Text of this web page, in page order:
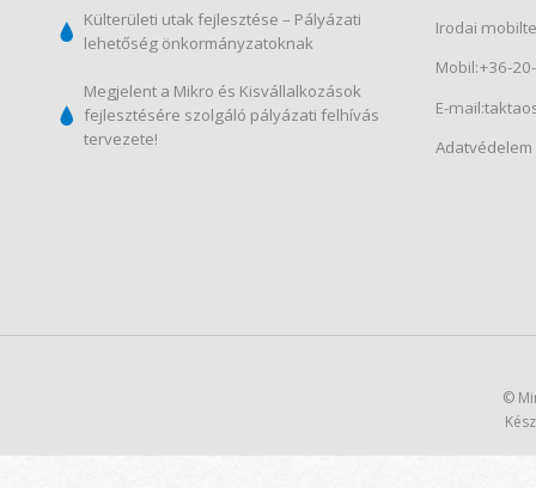
Külterületi utak fejlesztése – Pályázati
lehetőség önkormányzatoknak
Megjelent a Mikro és Kisvállalkozások
fejlesztésére szolgáló pályázati felhívás
tervezete!
Irodai
Mobil:+36-
E-mail:
Adatvédelem
©